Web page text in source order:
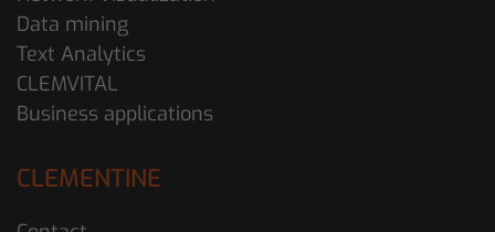
Data mining
Text Analytics
CLEMVITAL
Business applications
CLEMENTINE